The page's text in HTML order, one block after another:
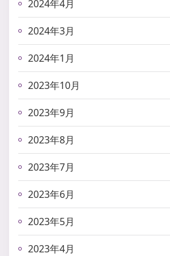
2024年4月
2024年3月
2024年1月
2023年10月
2023年9月
2023年8月
2023年7月
2023年6月
2023年5月
2023年4月